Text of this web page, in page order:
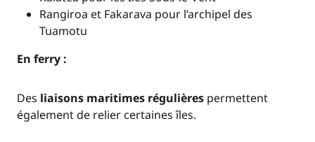
Rangiroa et Fakarava pour l’archipel des
Tuamotu
En ferry :
Des liaisons maritimes régulières permettent
également de relier certaines îles.